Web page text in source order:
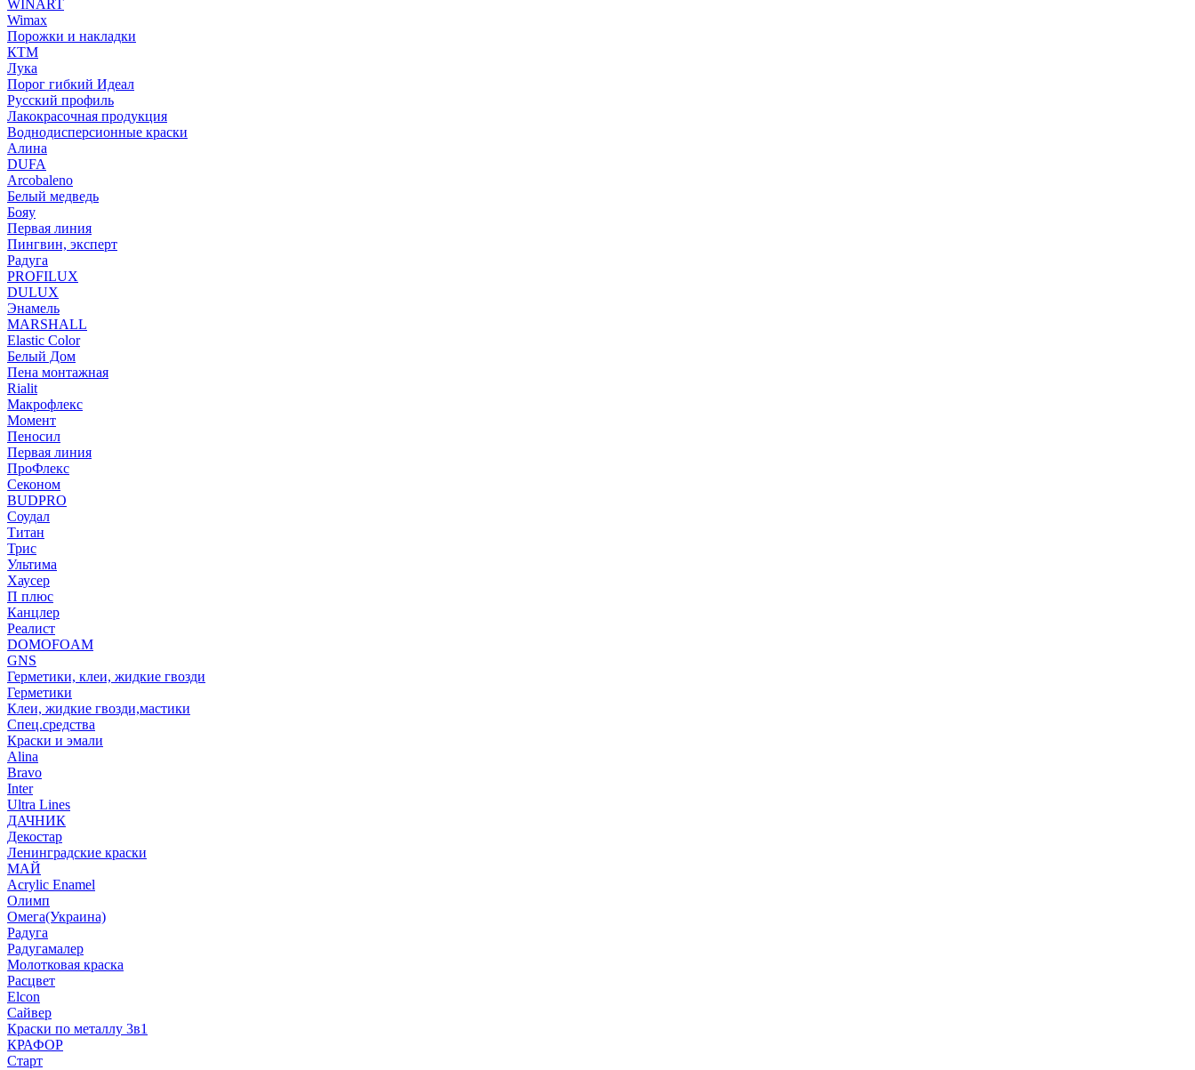
WINART
Wimax
Порожки и накладки
КТМ
Лука
Порог гибкий Идеал
Русский профиль
Лакокрасочная продукция
Воднодисперсионные краски
Алина
DUFA
Arcobaleno
Белый медведь
Бояу
Первая линия
Пингвин, эксперт
Радуга
PROFILUX
DULUX
Энамель
MARSHALL
Elastic Color
Белый Дом
Пена монтажная
Rialit
Макрофлекс
Момент
Пеносил
Первая линия
ПроФлекс
Секоном
BUDPRO
Соудал
Титан
Трис
Ультима
Хаусер
П плюс
Канцлер
Реалист
DOMOFOAM
GNS
Герметики, клеи, жидкие гвозди
Герметики
Клеи, жидкие гвозди,мастики
Спец.средства
Краски и эмали
Alina
Bravo
Inter
Ultra Lines
ДАЧНИК
Декостар
Ленинградские краски
МАЙ
Acrylic Enamel
Олимп
Омега(Украина)
Радуга
Радугамалер
Молотковая краска
Расцвет
Elcon
Сайвер
Краски по металлу 3в1
КРАФОР
Старт